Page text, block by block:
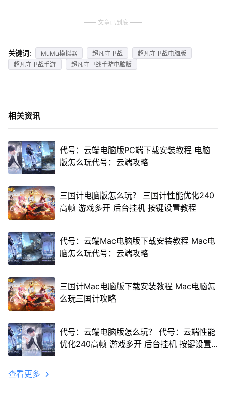
文章已到底
关键词: MuMu模拟器 超凡守卫战
超凡守卫战电脑版
超凡守卫战手游
超凡守卫战手游电脑版
相关资讯
代号：云端电脑版PC端下载安装教程 电脑
版怎么玩代号：云端攻略
三国计电脑版怎么玩？ 三国计性能优化240
高帧 游戏多开 后台挂机 按键设置教程
代号：云端Mac电脑版下载安装教程 Mac电
脑怎么玩代号：云端攻略
三国计Mac电脑版下载安装教程 Mac电脑怎
么玩三国计攻略
代号：云端电脑版怎么玩？ 代号：云端性能
优化240高帧 游戏多开 后台挂机 按键设置
查看更多